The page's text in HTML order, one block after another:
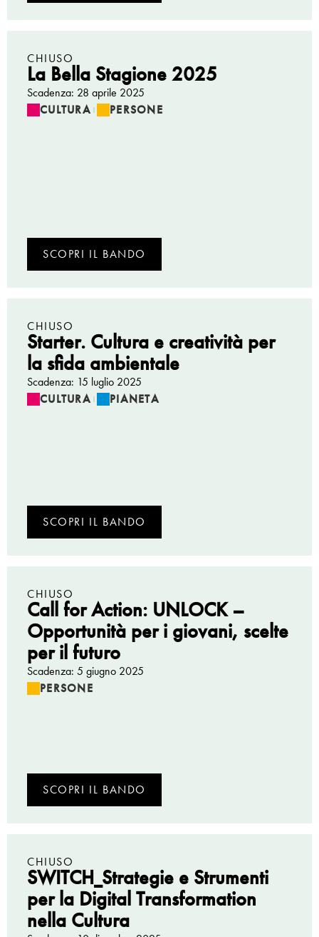
CHIUSO
La Bella Stagione 2025
Scadenza: 28 aprile 2025
CULTURA | PERSONE
SCOPRI IL BANDO
CHIUSO
Starter. Cultura e creatività per
la sfida ambientale
Scadenza: 15 luglio 2025
CULTURA | PIANETA
SCOPRI IL BANDO
CHIUSO
Call for Action: UNLOCK –
Opportunità per i giovani, scelte
per il futuro
Scadenza: 5 giugno 2025
PERSONE
SCOPRI IL BANDO
CHIUSO
SWITCH_Strategie e Strumenti
per la Digital Transformation
nella Cultura